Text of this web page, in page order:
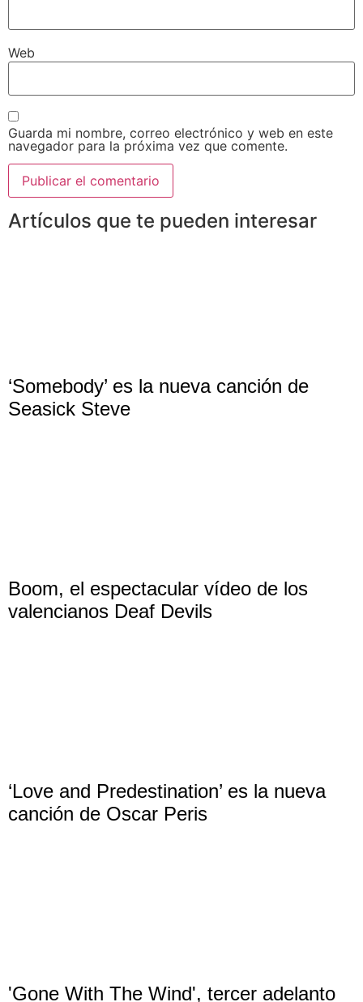
Web
Guarda mi nombre, correo electrónico y web en este
navegador para la próxima vez que comente.
Artículos que te pueden interesar
‘Somebody’ es la nueva canción de
Seasick Steve
Boom, el espectacular vídeo de los
valencianos Deaf Devils
‘Love and Predestination’ es la nueva
canción de Oscar Peris
'Gone With The Wind', tercer adelanto